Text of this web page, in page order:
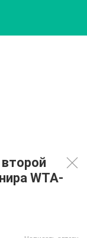
WTA-